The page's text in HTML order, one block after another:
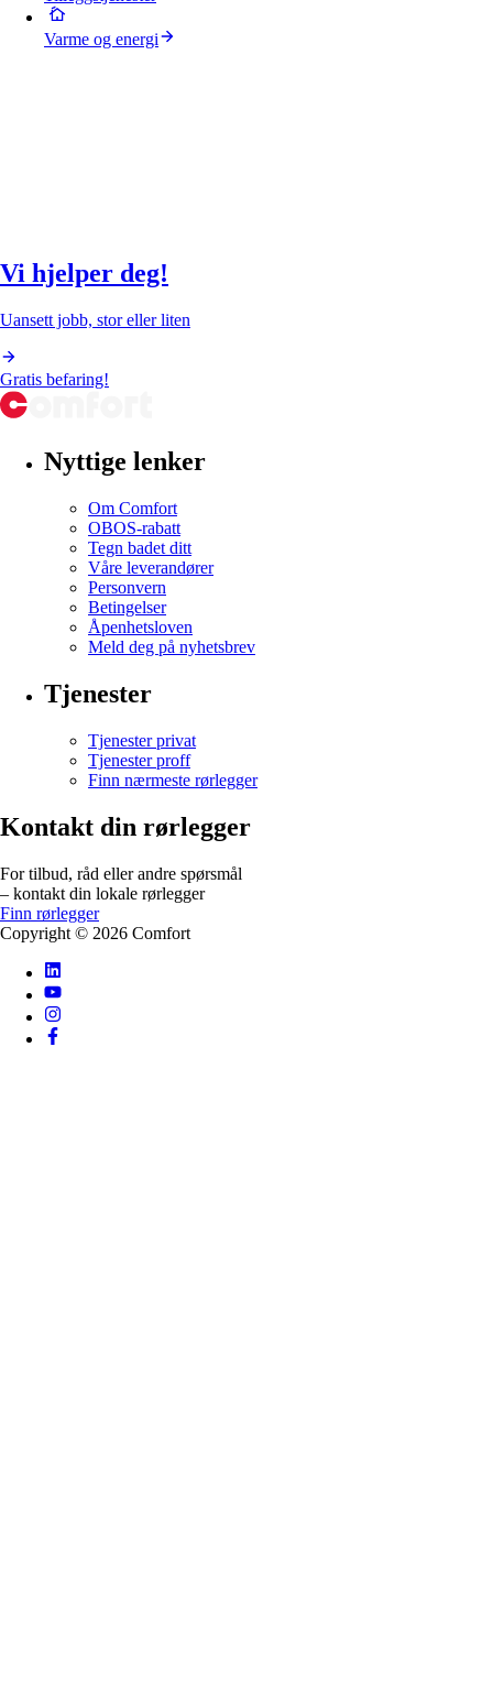
Varme og energi
Vi hjelper deg!
Uansett jobb, stor eller liten
Gratis befaring!
Nyttige lenker
Om Comfort
OBOS-rabatt
Tegn badet ditt
Våre leverandører
Personvern
Betingelser
Åpenhetsloven
Meld deg på nyhetsbrev
Tjenester
Tjenester privat
Tjenester proff
Finn nærmeste rørlegger
Kontakt din rørlegger
For tilbud, råd eller andre spørsmål
– kontakt din lokale rørlegger
Finn rørlegger
Copyright © 2026 Comfort